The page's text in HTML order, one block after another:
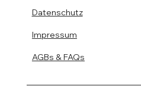
Datenschutz
Impressum
AGBs & FAQs